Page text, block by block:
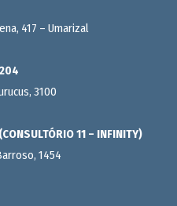
417 – Umarizal
3100
11 – INFINITY)
1454